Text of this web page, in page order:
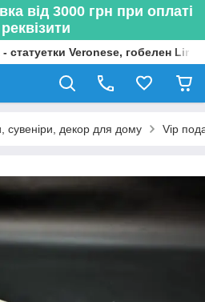
від 3000 грн при оплаті
Veronese, гобелен
сувеніри, декор для дому Vip